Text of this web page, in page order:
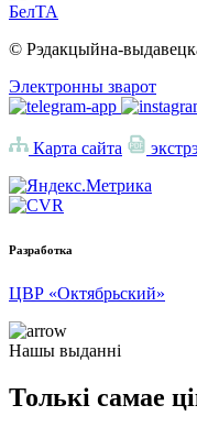
БелТА
© Рэдакцыйна-
Электронны зварот
Карта сайта
Разработка
ЦВР «Октябрьский»
Нашы выданні
Толькі самае